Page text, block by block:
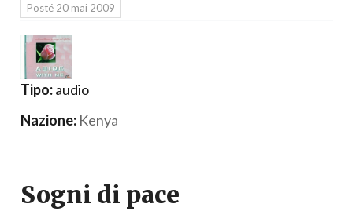
Posté 20 mai 2009
Tipo:audio
Nazione: Kenya
Sogni di pace